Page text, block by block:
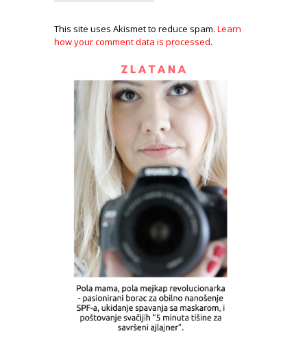
This site uses Akismet to reduce spam. Learn
how your comment data is processed.